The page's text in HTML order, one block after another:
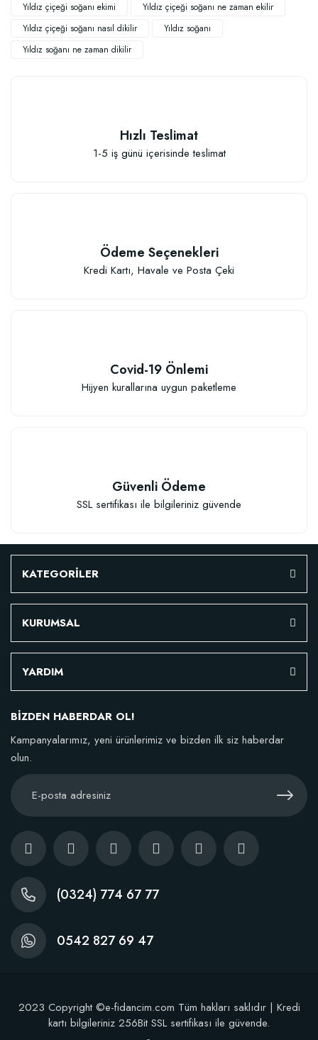
Yıldız çiçeği soğanı ekimi
Yıldız çiçeği soğanı ne zaman ekilir
Yıldız çiçeği soğanı nasıl dikilir
Yıldız soğanı
Yıldız soğanı ne zaman dikilir
Hızlı Teslimat
1-5 iş günü içerisinde teslimat
Ödeme Seçenekleri
Kredi Kartı, Havale ve Posta Çeki
Covid-19 Önlemi
Hijyen kurallarına uygun paketleme
Güvenli Ödeme
SSL sertifikası ile bilgileriniz güvende
KATEGORİLER
KURUMSAL
YARDIM
BİZDEN HABERDAR OL!
Kampanyalarımız, yeni ürünlerimiz ve bizden ilk siz haberdar
olun.
(0324) 774 67 77
0542 827 69 47
2023 Copyright ©e-fidancim.com Tüm hakları saklıdır | Kredi
kartı bilgileriniz 256Bit SSL sertifikası ile güvende.